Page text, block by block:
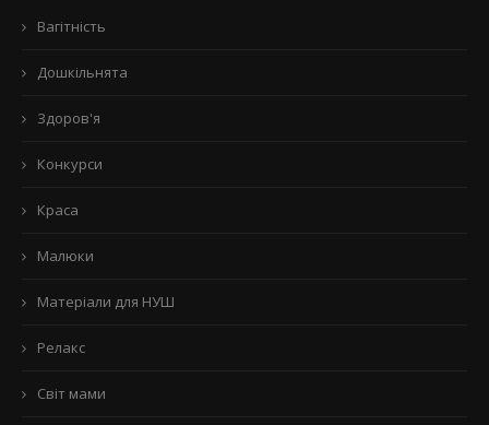
Вагітність
Дошкільнята
Здоров'я
Конкурси
Краса
Малюки
Матеріали для НУШ
Релакс
Світ мами